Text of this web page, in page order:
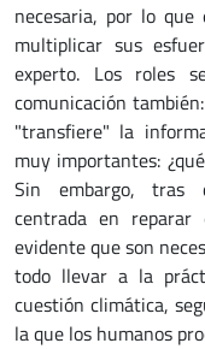
necesaria, por lo
multiplicar sus
experto. Los roles
comunicación
"transfiere" la
muy importantes:
Sin embargo, tras
centrada en reparar
evidente que son
todo llevar a la
cuestión climática,
la que los humanos